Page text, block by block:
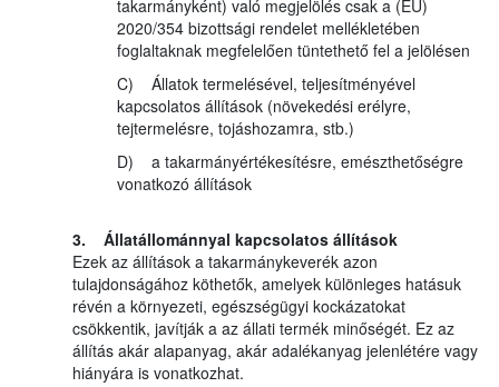
takarmányként) való megjelölés csak a (EU)
2020/354 bizottsági rendelet mellékletében
foglaltaknak megfelelően tüntethető fel a jelölésen
C) Állatok termelésével, teljesítményével
kapcsolatos állítások (növekedési erélyre,
tejtermelésre, tojáshozamra, stb.)
D) a takarmányértékesítésre, emészthetőségre
vonatkozó állítások
3. Állatállománnyal kapcsolatos állítások
Ezek az állítások a takarmánykeverék azon
tulajdonságához köthetők, amelyek különleges hatásuk
révén a környezeti, egészségügyi kockázatokat
csökkentik, javítják a az állati termék minőségét. Ez az
állítás akár alapanyag, akár adalékanyag jelenlétére vagy
hiányára is vonatkozhat.